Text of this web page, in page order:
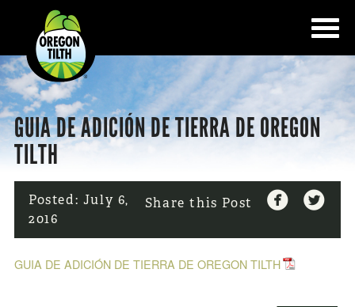
GUIA DE ADICIÓN DE TIERRA DE OREGON
TILTH
Share this Post  
Posted: July 6,
2016
GUIA DE ADICIÓN DE TIERRA DE OREGON TILTH